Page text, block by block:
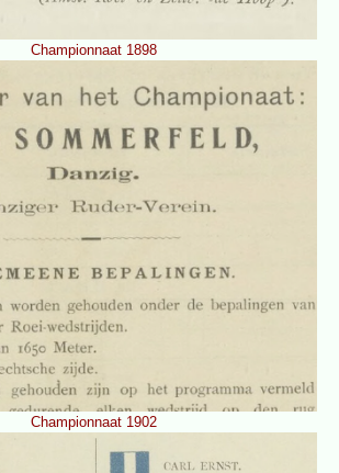
Championnaat 1898
Championnaat 1902